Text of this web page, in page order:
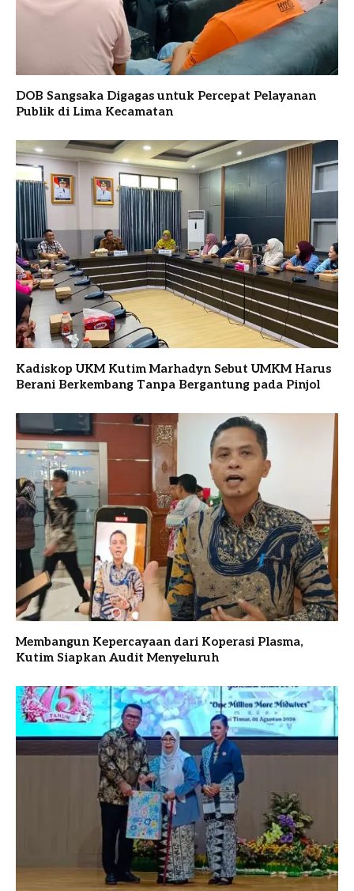
DOB Sangsaka Digagas untuk Percepat Pelayanan
Publik di Lima Kecamatan
Kadiskop UKM Kutim Marhadyn Sebut UMKM Harus
Berani Berkembang Tanpa Bergantung pada Pinjol
Membangun Kepercayaan dari Koperasi Plasma,
Kutim Siapkan Audit Menyeluruh